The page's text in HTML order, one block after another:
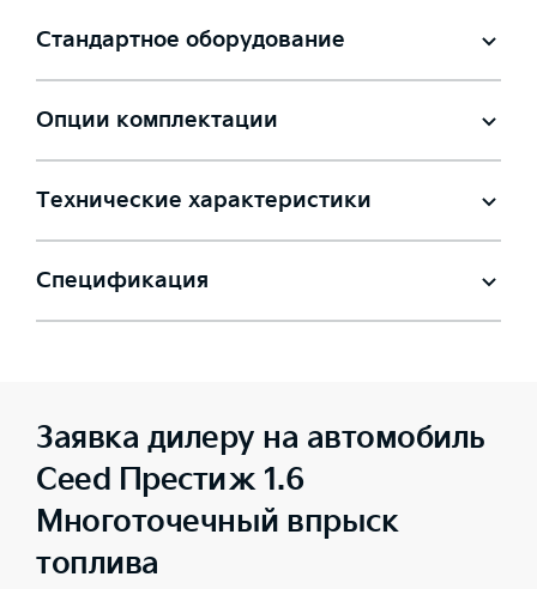
Стандартное оборудование
Опции комплектации
Технические характеристики
Спецификация
Заявка дилеру на автомобиль
Ceed Престиж 1.6
Многоточечный впрыск
топлива